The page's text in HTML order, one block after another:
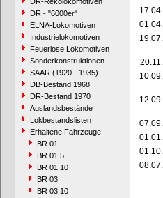
DR - "6000er"
ELNA-Lokomotiven
Industrielokomotiven
Feuerlose Lokomotiven
Sonderkonstruktionen
SAAR (1920 - 1935)
DB-Bestand 1968
DR-Bestand 1970
Auslandsbestände
Lokbestandslisten
Erhaltene Fahrzeuge
BR 01
BR 01.5
BR 01.10
BR 03
BR 03.10